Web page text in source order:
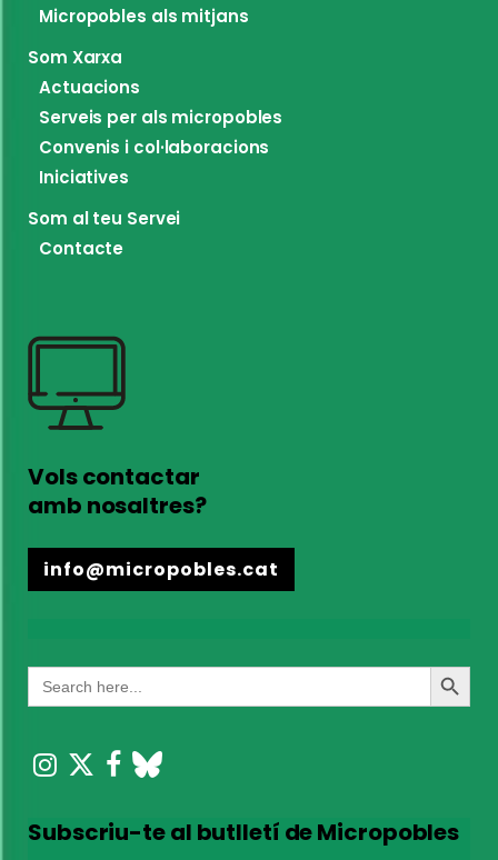
Micropobles als mitjans
Som Xarxa
Actuacions
Serveis per als micropobles
Convenis i col·laboracions
Iniciatives
Som al teu Servei
Contacte
Vols contactar
amb nosaltres?
info@micropobles.cat
Search
for:
Search
Button
Subscriu-te al butlletí de Micropobles